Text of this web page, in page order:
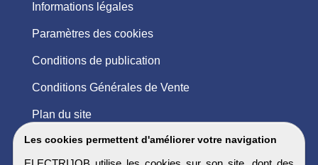
Les cookies permettent d'améliorer votre navigation
Informations légales
Paramètres des cookies
Conditions de publication
Conditions Générales de Vente
Plan du site